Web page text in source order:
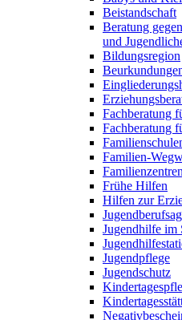
Beistandschaft
Beratung
und
Bildungsregion
Fachberatung
Fachberatung
Familien-
Familienzentren
Frühe Hilfen
Hilfen zur
Jugendhilfe im
Jugendpflege
Jugendschutz